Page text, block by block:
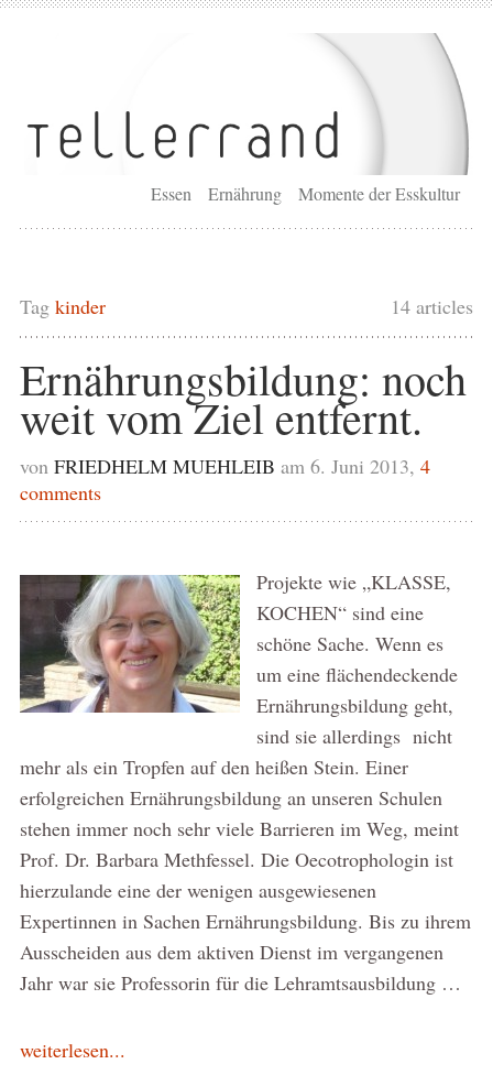
Essen Ernährung Momente der Esskultur
14 articles
Tag kinder
Ernährungsbildung: noch
weit vom Ziel entfernt.
von FRIEDHELM MUEHLEIB am 6. Juni 2013, 4
comments
Projekte wie „KLASSE,
KOCHEN“ sind eine
schöne Sache. Wenn es
um eine flächendeckende
Ernährungsbildung geht,
sind sie allerdings nicht
mehr als ein Tropfen auf den heißen Stein. Einer
erfolgreichen Ernährungsbildung an unseren Schulen
stehen immer noch sehr viele Barrieren im Weg, meint
Prof. Dr. Barbara Methfessel. Die Oecotrophologin ist
hierzulande eine der wenigen ausgewiesenen
Expertinnen in Sachen Ernährungsbildung. Bis zu ihrem
Ausscheiden aus dem aktiven Dienst im vergangenen
Jahr war sie Professorin für die Lehramtsausbildung …
weiterlesen...